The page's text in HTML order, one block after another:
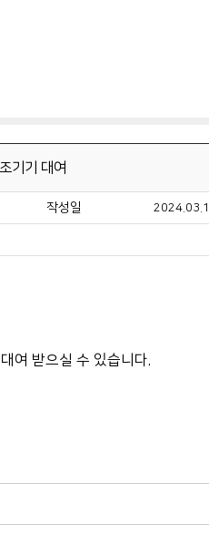
기기 대여
작성일
여 받으실 수 있습니다.